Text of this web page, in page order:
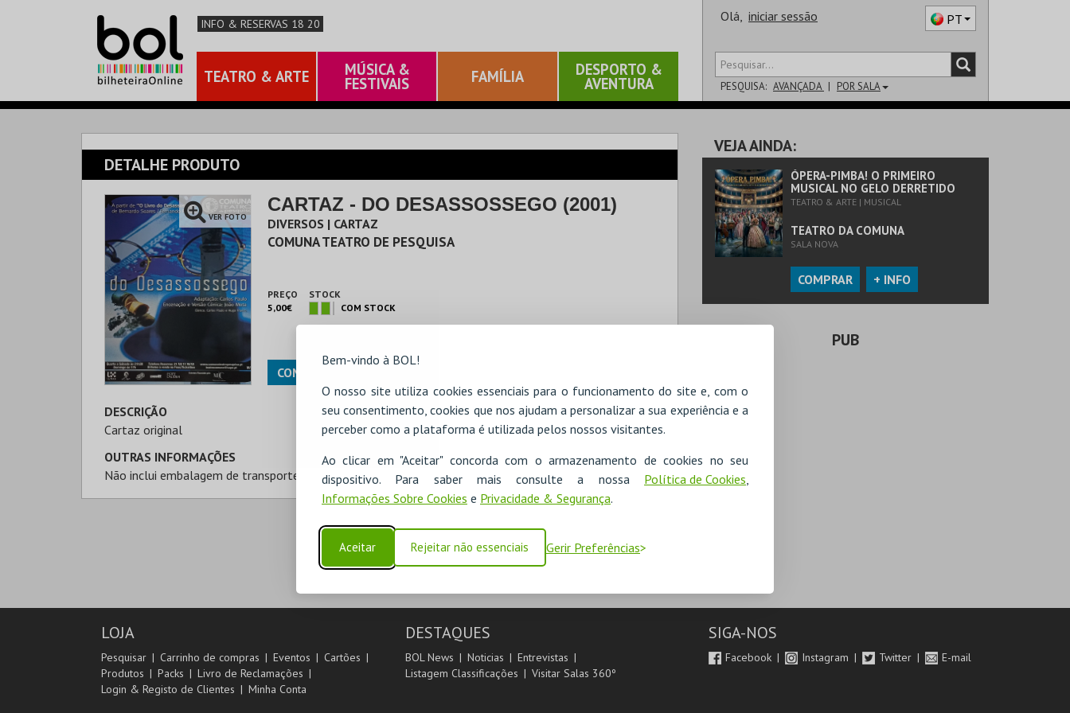
Bem-vindo à BOL!
O nosso site utiliza cookies essenciais para o funcionamento do site e, com o
seu consentimento, cookies que nos ajudam a personalizar a sua experiência e a
perceber como a plataforma é utilizada pelos nossos visitantes.
Ao clicar em "Aceitar" concorda com o armazenamento de cookies no seu
dispositivo. Para saber mais consulte a nossa Política de Cookies,
Informações Sobre Cookies e Privacidade & Segurança.
Aceitar Rejeitar não essenciais Gerir Preferências
INFO & RESERVAS 18 20
TEATRO & ARTE MÚSICA &
FESTIVAIS FAMÍLIA DESPORTO &
AVENTURA
Olá, iniciar sessão PT
PESQUISA: AVANÇADA POR SALA
SALA
DETALHE PRODUTO
VER FOTO
CARTAZ - DO DESASSOSSEGO (2001)
DIVERSOS | CARTAZ
COMUNA TEATRO DE PESQUISA
PREÇO
5,00€
STOCK
COM STOCK
COMPRAR
DESCRIÇÃO
Cartaz original
OUTRAS INFORMAÇÕES
Não inclui embalagem de transporte
VEJA AINDA:
ÓPERA-PIMBA! O PRIMEIRO
MUSICAL NO GELO DERRETIDO
TEATRO & ARTE | MUSICAL
TEATRO DA COMUNA
SALA NOVA
COMPRAR + INFO
PUB
LOJA
Pesquisar Carrinho de compras Eventos
Cartões
Produtos
Packs
Livro de Reclamações
Login & Registo de Clientes
Minha Conta
DESTAQUES
BOL News Noticias
Entrevistas
Listagem Classificações
Visitar Salas 360º
SIGA-NOS
Facebook Instagram Twitter E-mail